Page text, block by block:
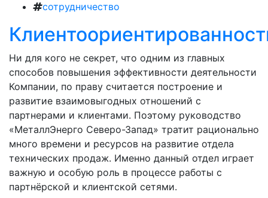
сотрудничество
Ни для кого не секрет, что одним из главных
способов повышения эффективности деятельности
Компании, по праву считается построение и
развитие взаимовыгодных отношений с
партнерами и клиентами. Поэтому руководство
«МеталлЭнерго Северо-Запад» тратит рационально
много времени и ресурсов на развитие отдела
технических продаж. Именно данный отдел играет
важную и особую роль в процессе работы с
партнёрской и клиентской сетями.